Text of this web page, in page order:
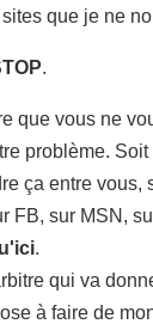
que je ne
.
que vous ne
problème.
ça entre vous,
FB, sur MSN,
.
qui va
à faire de